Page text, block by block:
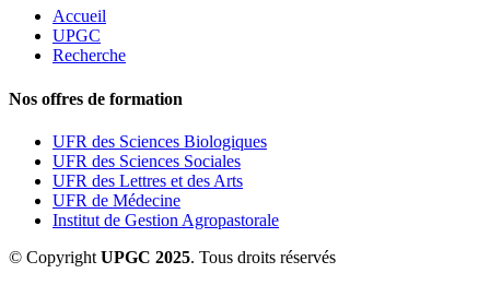
Accueil
UPGC
Recherche
Nos offres de formation
UFR des Sciences Biologiques
UFR des Sciences Sociales
UFR des Lettres et des Arts
UFR de Médecine
Institut de Gestion Agropastorale
© Copyright UPGC 2025. Tous droits réservés